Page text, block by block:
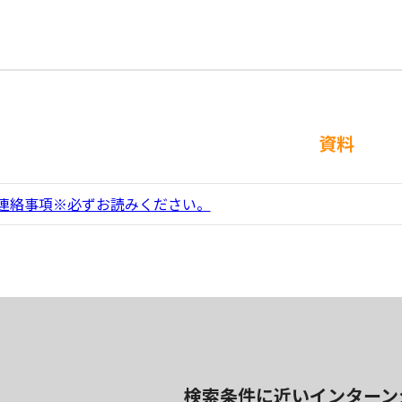
資料
絡事項※必ずお読みください。
検索条件に近いインター